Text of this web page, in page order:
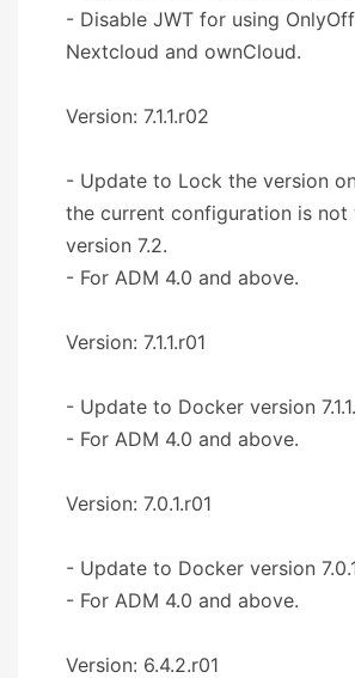
- Disable JWT for using
Nextcloud and ownCloud.
Version: 7.1.1.r02
- Update to Lock the version on
the current configuration is
version 7.2.
- For ADM 4.0 and above.
Version: 7.1.1.r01
- Update to Docker version 7.1.1.
- For ADM 4.0 and above.
Version: 7.0.1.r01
- Update to Docker version
- For ADM 4.0 and above.
Version: 6.4.2.r01